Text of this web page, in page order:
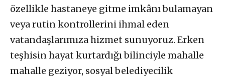
özellikle hastaneye gitme imkânı bulamayan
veya rutin kontrollerini ihmal eden
vatandaşlarımıza hizmet sunuyoruz. Erken
teşhisin hayat kurtardığı bilinciyle mahalle
mahalle geziyor, sosyal belediyecilik